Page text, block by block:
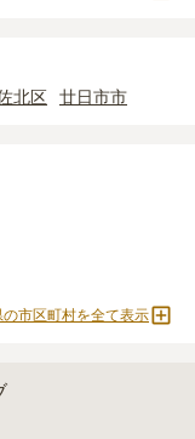
る費用はないか」を
北区 廿日市市
の市区町村を全て表示